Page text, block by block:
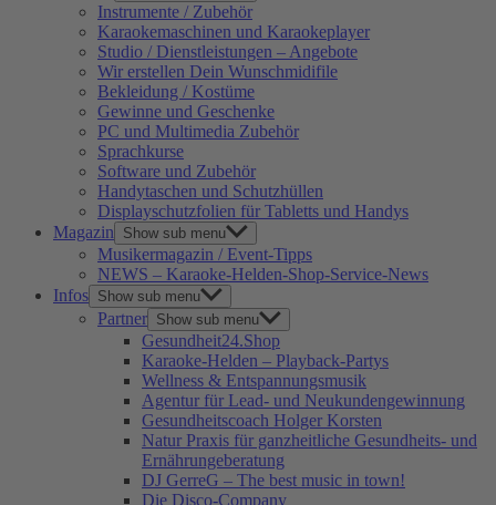
Instrumente / Zubehör
Karaokemaschinen und Karaokeplayer
Studio / Dienstleistungen – Angebote
Wir erstellen Dein Wunschmidifile
Bekleidung / Kostüme
Gewinne und Geschenke
PC und Multimedia Zubehör
Sprachkurse
Software und Zubehör
Handytaschen und Schutzhüllen
Displayschutzfolien für Tabletts und Handys
Magazin
Show sub menu
Musikermagazin / Event-Tipps
NEWS – Karaoke-Helden-Shop-Service-News
Infos Show sub menu
Partner Show sub menu
Gesundheit24.Shop
Karaoke-Helden – Playback-Partys
Wellness & Entspannungsmusik
Agentur für Lead- und Neukundengewinnung
Gesundheitscoach Holger Korsten
Natur Praxis für ganzheitliche Gesundheits- und
Ernährungeberatung
DJ GerreG – The best music in town!
Die Disco-Company